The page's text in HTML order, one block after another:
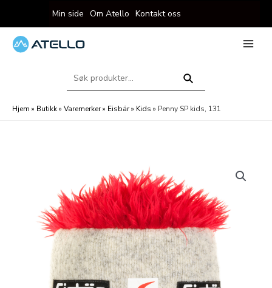
til
innholdet
Min side Om Atello Kontakt oss
Søk
Hjem » Butikk» Varemerker» Eisbär» Kids » Penny SP kids, 131